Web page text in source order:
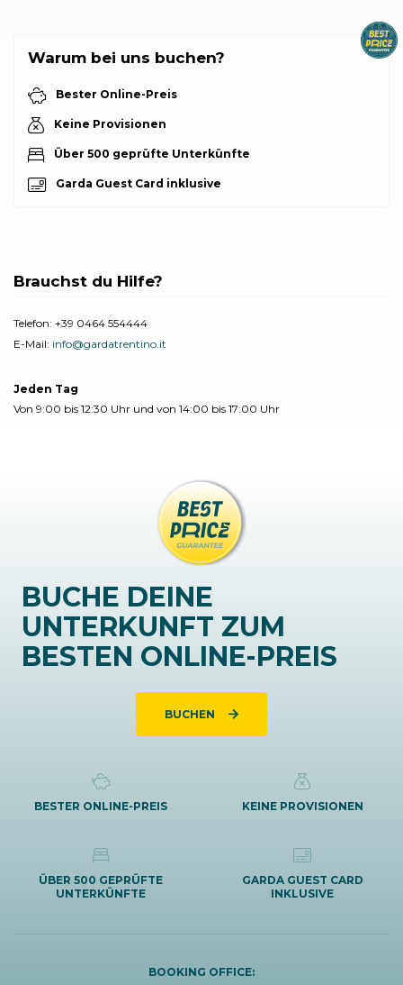
Warum bei uns buchen?
Bester Online-Preis
Keine Provisionen
Über 500 geprüfte Unterkünfte
Garda Guest Card inklusive
Brauchst du Hilfe?
Telefon: +39 0464 554444
E-Mail: info@gardatrentino.it
Jeden Tag
Von 9:00 bis 12:30 Uhr und von 14:00 bis 17:00 Uhr
BUCHE DEINE
UNTERKUNFT ZUM
BESTEN ONLINE-PREIS
BUCHEN
BESTER ONLINE-PREIS KEINE PROVISIONEN
ÜBER 500 GEPRÜFTE
UNTERKÜNFTE
GARDA GUEST CARD
INKLUSIVE
BOOKING OFFICE: